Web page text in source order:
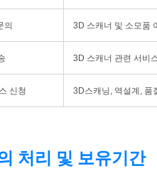
의 3D 스캐너 및 소모품
3D 스캐너 관련 서비
신청 3D스캐닝, 역설계, 품
처리 및 보유기간